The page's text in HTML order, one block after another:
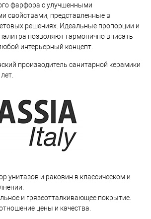
фарфора с улучшенными
свойствами, представленные в
решениях. Идеальные пропорции и
позволяют гармонично вписать
интерьерный концепт.
производитель санитарной керамики
унитазов и раковин в классическом и
и грязеотталкивающее покрытие.
цены и качества.